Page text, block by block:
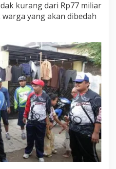
kurang dari Rp77 miliar
yang akan dibedah